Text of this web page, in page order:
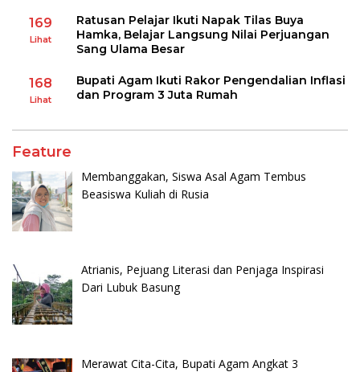
169
Lihat
Ratusan Pelajar Ikuti Napak Tilas Buya
Hamka, Belajar Langsung Nilai Perjuangan
Sang Ulama Besar
168
Lihat
Bupati Agam Ikuti Rakor Pengendalian Inflasi
dan Program 3 Juta Rumah
Feature
Membanggakan, Siswa Asal Agam Tembus
Beasiswa Kuliah di Rusia
Atrianis, Pejuang Literasi dan Penjaga Inspirasi
Dari Lubuk Basung
Merawat Cita-Cita, Bupati Agam Angkat 3